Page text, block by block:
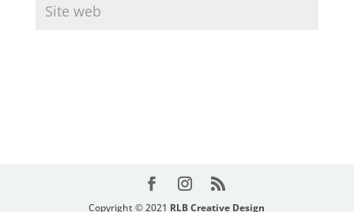
Copyright © 2021 RLB Creative Design